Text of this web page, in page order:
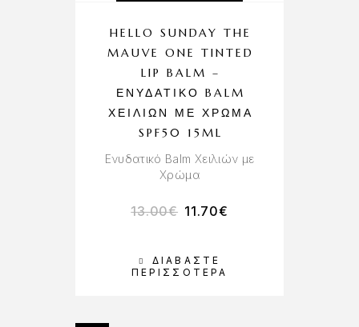
ΔΙΑΒΆΣΤΕ
ΠΕΡΙΣΣΌΤΕΡΑ
HELLO SUNDAY THE
MAUVE ONE TINTED
LIP BALM –
ΕΝΥΔΑΤΙΚΌ BALM
ΧΕΙΛΙΏΝ ΜΕ ΧΡΏΜΑ
SPF50 15ML
Ενυδατικό Balm Χειλιών με
Χρώμα
13.00€ 11.70€